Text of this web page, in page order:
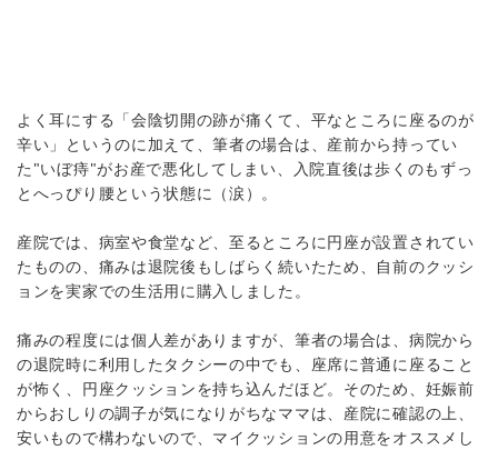
よく耳にする「会陰切開の跡が痛くて、平なところに座るのが
辛い」というのに加えて、筆者の場合は、産前から持ってい
た"いぼ痔"がお産で悪化してしまい、入院直後は歩くのもずっ
とへっぴり腰という状態に（涙）。
産院では、病室や食堂など、至るところに円座が設置されてい
たものの、痛みは退院後もしばらく続いたため、自前のクッシ
ョンを実家での生活用に購入しました。
痛みの程度には個人差がありますが、筆者の場合は、病院から
の退院時に利用したタクシーの中でも、座席に普通に座ること
が怖く、円座クッションを持ち込んだほど。そのため、妊娠前
からおしりの調子が気になりがちなママは、産院に確認の上、
安いもので構わないので、マイクッションの用意をオススメし